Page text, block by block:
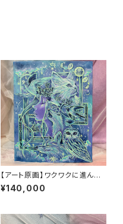
【アート原画】ワクワクに進んで
いく 1点もの アクリル画
¥140,000